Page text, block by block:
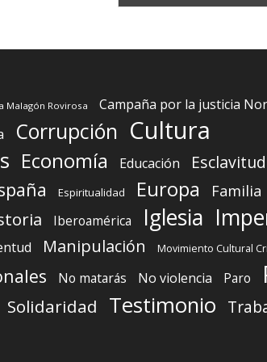
Malagón Rovirosa Campaña por la justicia
Corrupción Cultura
Economía Educación Esclavitud
Espiritualidad Europa Familia
Iberoamérica Iglesia
Manipulación Movimiento Cultural
No matarás No violencia Paro
Solidaridad Testimonio